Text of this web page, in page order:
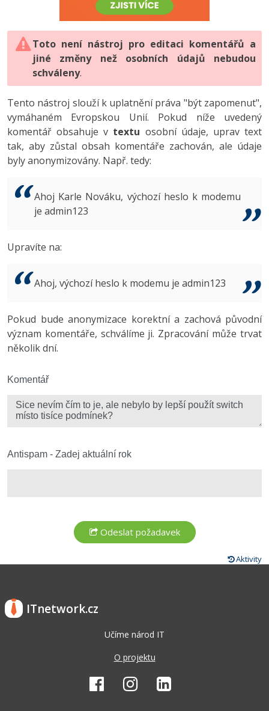
HTML5, CSS3, Bootstrap, SEO
SQL a databáze
Testování a verzování
UML a návrhové vzory
React
Spring
ASP.NET MVC
Best practices
PHP
JavaScript
Python
HTML / CSS
UML a návrhové vzory
MySQL/MariaDB
MS-SQL
Vývojář mobilních aplikací
C# Game developer
Tester
Systémový administrátor
3D grafik
Copywriter
WordPress specialista
-80%
JavaScript -80%
PHP -80%
Swift -80%
Kotlin -80%
VB.NET
Algoritmy -41%
Umělá inteligence (AI) -10%
Fórum
Digitální gramotnost
Marketing
WordPress
SEO
UX
Business
Copywriting
Windows
Kybernetická bezpečnost
Photoshop -80%
Adobe Illustrator -80%
Adobe Lightroom
Adobe XD
Adobe InDesign -25%
Adobe After Effects
Inkscape
Fórum
Toto není nástroj pro editaci komentářů a
jiné změny než osobních údajů nebudou
schváleny.
Tento nástroj slouží k uplatnění práva "být zapomenut",
vymáhaném Evropskou Unií. Pokud níže uvedený
komentář obsahuje v textu osobní údaje, uprav text
tak, aby zůstal obsah komentáře zachován, ale údaje
byly anonymizovány. Např. tedy:
Ahoj Karle Nováku, výchozí heslo k modemu
je admin123
Upravíte na:
Ahoj, výchozí heslo k modemu je admin123
Pokud bude anonymizace korektní a zachová původní
význam komentáře, schválíme ji. Zpracování může trvat
několik dní.
Komentář
Antispam - Zadej aktuální rok
Aktivity
ITnetwork.cz
Učíme národ IT
O projektu